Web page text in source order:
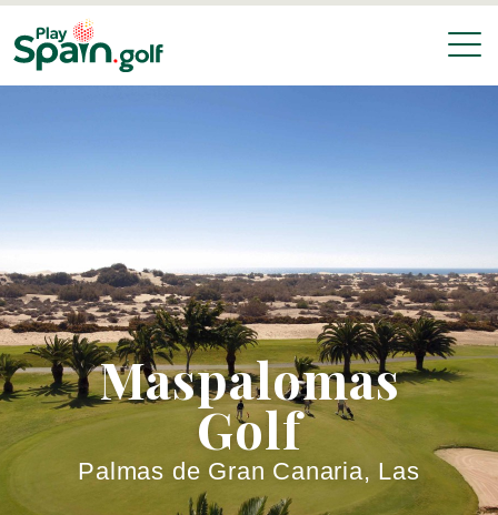
Maspalomas
Golf
Palmas de Gran Canaria, Las